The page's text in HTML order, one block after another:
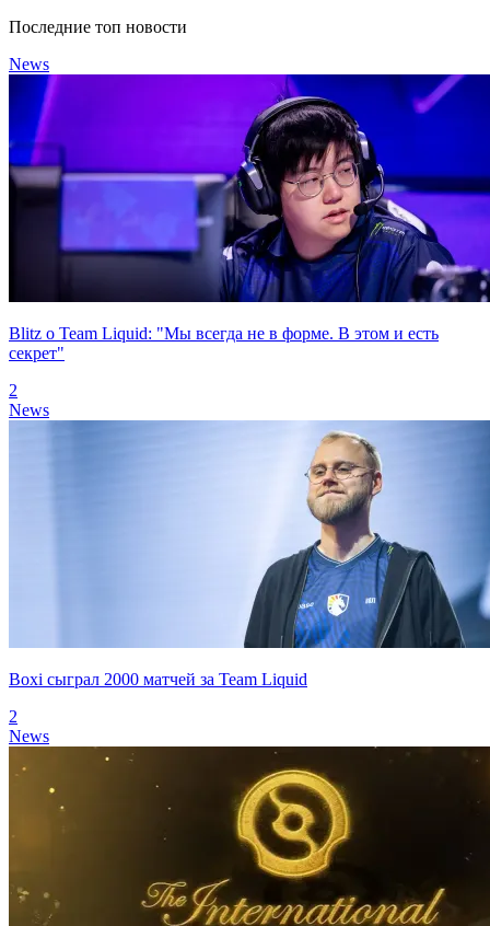
Последние топ новости
News
Blitz о Team Liquid: "Мы всегда не в форме. В этом и есть
секрет"
2
News
Boxi сыграл 2000 матчей за Team Liquid
2
News